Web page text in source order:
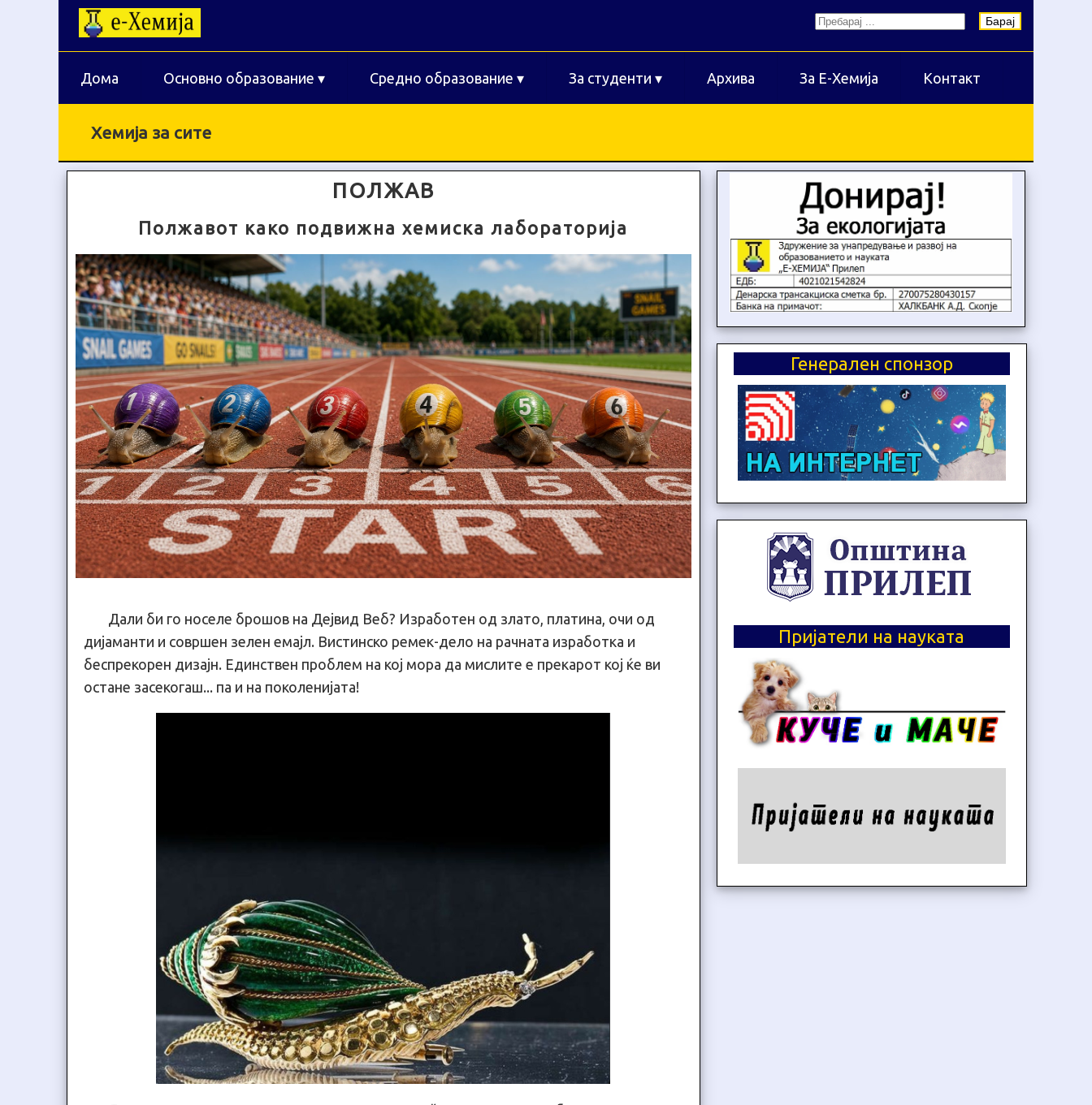
Барај
Дома Основно образование ▾ Средно образование ▾ За студенти ▾ Архива За Е-Хемија Контакт
Хемија за сите
ПОЛЖАВ
Полжавот како подвижна хемиска лабораторија
Дали би го носеле брошов на Дејвид Веб? Изработен од злато, платина, очи од
дијаманти и совршен зелен емајл. Вистинско ремек-дело на рачната изработка и
беспрекорен дизајн. Единствен проблем на кој мора да мислите е прекарот кој ќе ви
остане засекогаш... па и на поколенијата!
Генерален спонзор
Пријатели на науката